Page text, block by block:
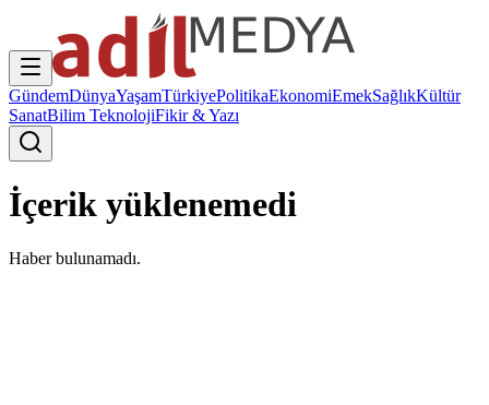
GündemDünyaYaşamTürkiyePolitikaEkonomiEmekSağlıkKültür
SanatBilim TeknolojiFikir & Yazı
İçerik yüklenemedi
Haber bulunamadı.